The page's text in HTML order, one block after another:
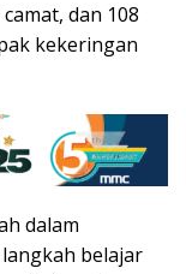
dan 108
kekeringan
dalam
belajar